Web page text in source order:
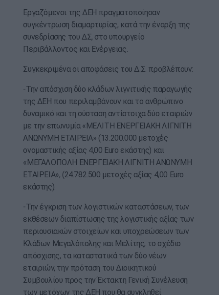
Εργαζόμενοι της ΔΕΗ πραγματοποίησαν
συγκέντρωση διαμαρτυρίας, κατά την έναρξη της
συνεδρίασης του ΔΣ, στο υπουργείο
Περιβάλλοντος και Ενέργειας.
Συγκεκριμένα οι αποφάσεις του Δ.Σ. προβλέπουν:
-Την απόσχιση δύο κλάδων λιγνιτικής παραγωγής
της ΔΕΗ που περιλαμβάνουν και το ανθρώπινο
δυναμικό και τη σύσταση αντίστοιχα δύο εταιριών
με την επωνυμία «ΜΕΛΙΤΗ ΕΝΕΡΓΕΙΑΚΗ ΛΙΓΝΙΤΗ
ΑΝΩΝΥΜΗ ΕΤΑΙΡΕΙΑ» (13.200.000 μετοχές
ονομαστικής αξίας 4,00 Euro εκάστης) και
«ΜΕΓΑΛΟΠΟΛΗ ΕΝΕΡΓΕΙΑΚΗ ΛΙΓΝΙΤΗ ΑΝΩΝΥΜΗ
ΕΤΑΙΡΕΙΑ», (24.782.500 μετοχές αξίας 4,00 Euro
εκάστης).
-Την έγκριση των λογιστικών καταστάσεων, των
εκθέσεων διαπίστωσης της λογιστικής αξίας των
περιουσιακών στοιχείων και υποχρεώσεων των
Κλάδων Μεγαλόπολης και Μελίτης, το σχέδιο
απόσχισης, τα καταστατικά των δύο νέων
εταιριών, την πρόταση του Διοικητικού
Συμβουλίου προς την Έκτακτη Γενική Συνέλευση
των μετόχων της ΔΕΗ που θα συγκληθεί